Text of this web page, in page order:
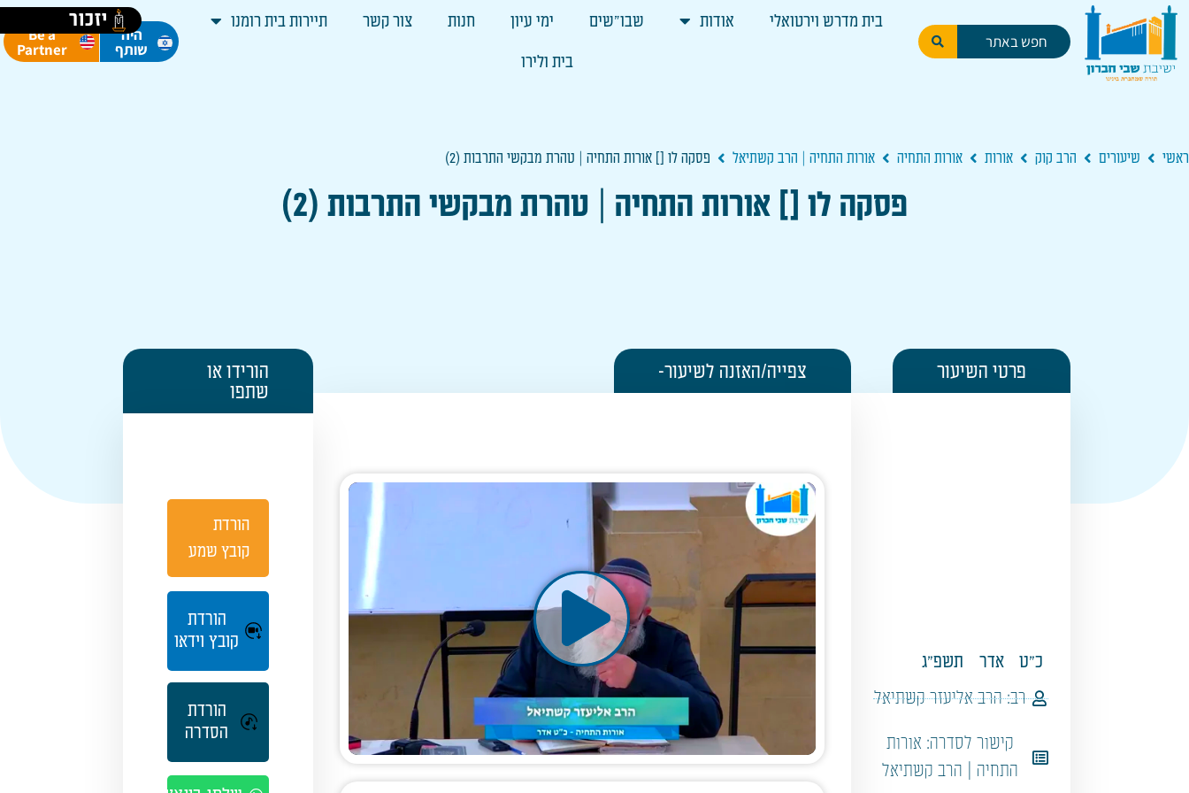
יזכור בית מדרש וירטואלי אודות שבו"שים ימי עיון חנות צור קשר תיירות בית רומנו
בית ולירו
היה
שותף
Be a
Partner
ראשי שיעורים הרב קוק אורות אורות התחיה אורות התחיה | הרב קשתיאל פסקה לו [] אורות התחיה | טהרת מבקשי התרבות (2)
פסקה לו [] אורות התחיה | טהרת מבקשי התרבות (2)
פרטי השיעור
כ"ט אדר
תשפ"ג
רב: הרב אליעזר קשתיאל
קישור לסדרה: אורות
התחיה | הרב קשתיאל
צפייה/האזנה לשיעור-
הורידו או
שתפו
הורדת
קובץ שמע
הורדת
קובץ וידאו
הורדת
הסדרה